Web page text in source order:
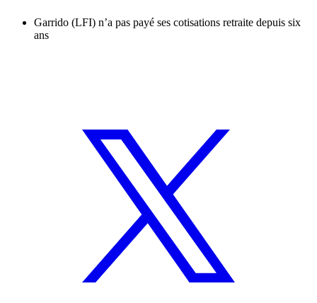
Garrido (LFI) n’a pas payé ses cotisations retraite depuis six
ans